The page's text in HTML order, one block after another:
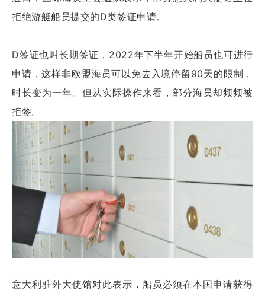
拒绝游艇船员提交的D类签证申请。
D签证也叫长期签证，2022年下半年开始船员也可进行
申请，这样非欧盟海员可以免去入境停留90天的限制，
时长变为一年。但从实际操作来看，部分海员却频频被
拒签。
意大利驻外大使馆对此表示，船员必须在本国申请获得